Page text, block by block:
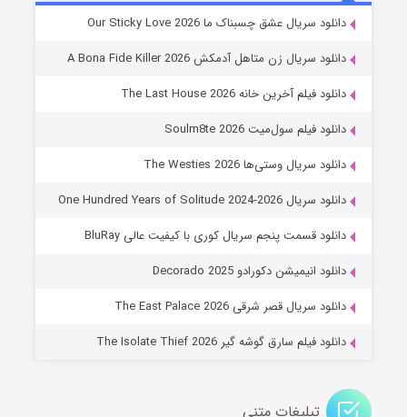
شوهر
عملیات آپارتمان
قسمت۲ (زیرنویس) منتشر شد
دانلود سریال عشق چسبناک ما Our Sticky Love 2026
دانلود سریال زن متاهل آدمکش A Bona Fide Killer 2026
دانلود فیلم آخرین خانه The Last House 2026
دانلود فیلم سول‌میت Soulm8te 2026
دانلود سریال وستی‌ها The Westies 2026
دانلود سریال One Hundred Years of Solitude 2024-2026
دانلود قسمت پنجم سریال کوری با کیفیت عالی BluRay
دانلود انیمیشن دکورادو Decorado 2025
دانلود سریال قصر شرقی The East Palace 2026
دانلود فیلم سارق گوشه گیر The Isolate Thief 2026
تبلیغات متنی